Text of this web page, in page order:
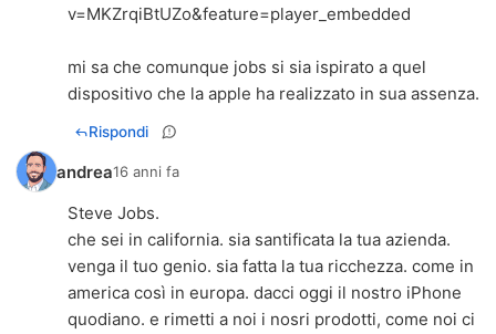
v=MKZrqiBtUZo&feature=player_embedded
mi sa che comunque jobs si sia ispirato a quel
dispositivo che la apple ha realizzato in sua assenza.
Rispondi
andrea16 anni fa
Steve Jobs.
che sei in california. sia santificata la tua azienda.
venga il tuo genio. sia fatta la tua ricchezza. come in
america così in europa. dacci oggi il nostro iPhone
quodiano. e rimetti a noi i nosri prodotti, come noi ci